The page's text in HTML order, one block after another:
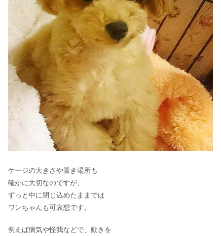
ケージの大きさや置き場所も
確かに大切なのですが、
ずっと中に閉じ込めたままでは
ワンちゃんも可哀想です。
例えば病気や怪我などで、動きを